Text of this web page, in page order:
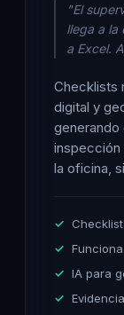
"El
llega a la
a Excel.
Checklists
digital y
inspección
la oficina,
IA para